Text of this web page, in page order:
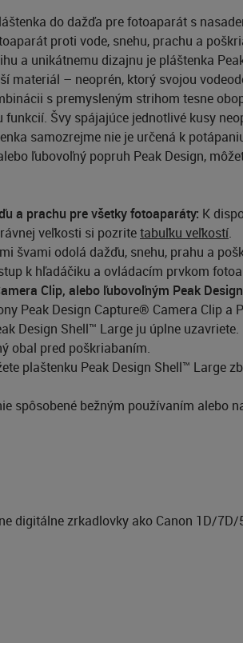
do dažďa pre fotoaparát s
proti vode, snehu, prachu a
a unikátnemu dizajnu je pláštenka
materiál – neoprén, ktorý svojou
s premysleným strihom tesne
Švy spájajúce jednotlivé kusy
samozrejme nie je určená k
ľubovoľný popruh Peak Design,
a prachu pre všetky fotoaparáty: K
veľkosti si pozritetabuľku veľkostí.
švami odolá dažďu, snehu, prahu a
k hľadáčiku a ovládacím prvkom
Clip, alebo ľubovoľným Peak
Peak Design Capture® Camera Clip a
Design Shell™ Large ju úplne
obal pred poškriabaním.
plaštenku Peak Design Shell™ Large
spôsobené bežným používaním alebo
digitálne zrkadlovky ako Canon 1D/